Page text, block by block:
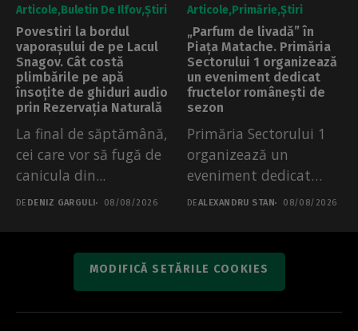
Articole Buletin De Ilfov Știri
Povestiri la bordul
vaporașului de pe Lacul
Snagov. Cât costă
plimbările pe apă
însoțite de ghiduri audio
prin Rezervația Naturală
La final de săptămână,
cei care vor să fugă de
canicula din...
DE DENIZ GARGULI 08/08/2026
Articole Primărie Știri
„Parfum de livadă” în
Piața Matache. Primăria
Sectorului 1 organizează
un eveniment dedicat
fructelor românești de
sezon
Primăria Sectorului 1
organizează un
eveniment dedicat
fructelor românești în
DEALEXANDRU STAN 08/08/2026
MODIFICĂ SETĂRILE COOKIES